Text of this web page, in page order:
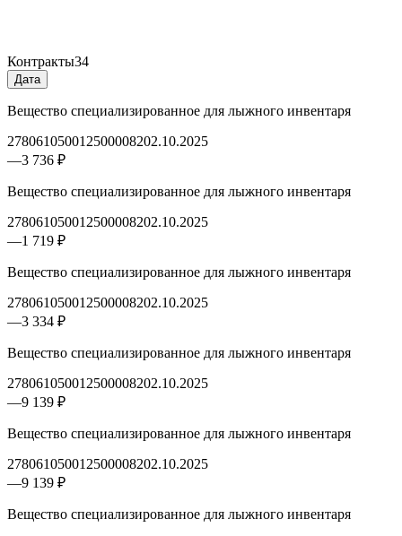
Контракты34
Дата
Вещество специализированное для лыжного инвентаря
278061050012500008202.10.2025
—3 736 ₽
Вещество специализированное для лыжного инвентаря
278061050012500008202.10.2025
—1 719 ₽
Вещество специализированное для лыжного инвентаря
278061050012500008202.10.2025
—3 334 ₽
Вещество специализированное для лыжного инвентаря
278061050012500008202.10.2025
—9 139 ₽
Вещество специализированное для лыжного инвентаря
278061050012500008202.10.2025
—9 139 ₽
Вещество специализированное для лыжного инвентаря